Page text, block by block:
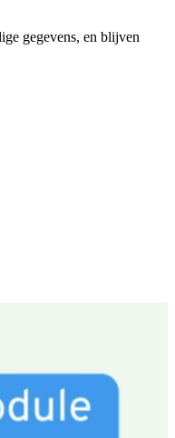
gegevens, en blijven